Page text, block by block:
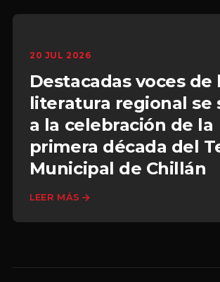
20 JUL 2026
Destacadas voces de
literatura regional se
a la celebración de la
primera década del
Municipal de Chillán
LEER MÁS